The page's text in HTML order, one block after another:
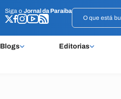
Siga o Jornal da Paraíba
Blogs Editorias
Siga o Jornal da Paraíba